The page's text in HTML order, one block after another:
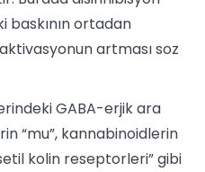
baskının ortadan
artması soz
GABA-erjik ara
“mu”, kannabinoidlerin
kolin reseptorleri” gibi